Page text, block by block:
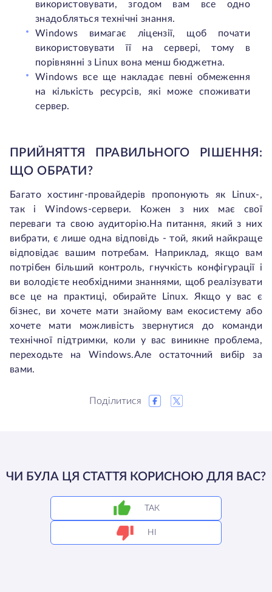
використовувати, згодом вам все одно
знадобляться технічні знання.
Windows вимагає ліцензії, щоб почати
використовувати її на сервері, тому в
порівнянні з Linux вона менш бюджетна.
Windows все ще накладає певні обмеження
на кількість ресурсів, які може споживати
сервер.
ПРИЙНЯТТЯ ПРАВИЛЬНОГО РІШЕННЯ:
ЩО ОБРАТИ?
Багато хостинг-провайдерів пропонують як Linux-,
так і Windows-сервери. Кожен з них має свої
переваги та свою аудиторію.На питання, який з них
вибрати, є лише одна відповідь - той, який найкраще
відповідає вашим потребам. Наприклад, якщо вам
потрібен більший контроль, гнучкість конфігурації і
ви володієте необхідними знаннями, щоб реалізувати
все це на практиці, обирайте Linux. Якщо у вас є
бізнес, ви хочете мати знайому вам екосистему або
хочете мати можливість звернутися до команди
технічної підтримки, коли у вас виникне проблема,
переходьте на Windows.Але остаточний вибір за
вами.
Поділитися
ЧИ БУЛА ЦЯ СТАТТЯ КОРИСНОЮ ДЛЯ ВАС?
ТАК
НІ